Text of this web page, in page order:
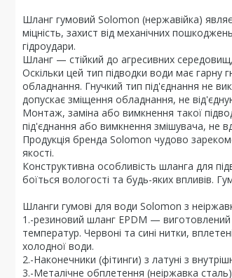
Шланг гумовий Solomon (нержавійка)
міцність, захист від механічних
гідроудари.
Шланг — стійкий до агресивних середовищ,
Оскільки цей тип підводки води має гарну
обладнання. Гнучкий тип під'єднання не
допускає зміщення обладнання, не
Монтаж, заміна або вимкнення такої
під'єднання або вимкнення змішувача, не
Продукція бренда Solomon чудово
якості.
Конструктивна особливість шланга для
боїться вологості та будь-яких впливів.
Шланги гумові для води Solomon з
1.-резиновий шланг EPDM — виготовлений
температур. Червоні та сині нитки,
холодної води.
2.-Наконечники (фітинги) з латуні з
3.-Металічне обплетення (неіржавка сталь)